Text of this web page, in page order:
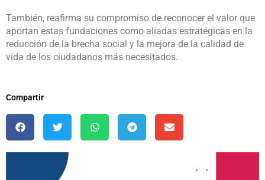
También, reafirma su compromiso de reconocer el valor que
aportan estas fundaciones como aliadas estratégicas en la
reducción de la brecha social y la mejora de la calidad de
vida de los ciudadanos más necesitados.
Compartir